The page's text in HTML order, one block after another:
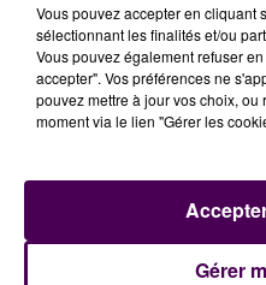
LES DRONES NEUTRALISÉS
DE L'EURE
Vous pouvez accepter en cliquant
sélectionnant les finalités et/ou
Vous pouvez également refuser
accepter". Vos préférences ne
pouvez mettre à jour vos choix,
moment via le lien "Gérer les
Gérer